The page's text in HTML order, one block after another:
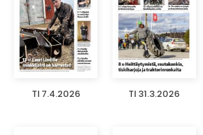
TI 7.4.2026 TI 31.3.2026